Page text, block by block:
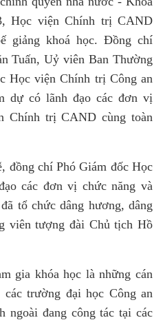
Học viện Chính trị CAND
giảng khoá học. Đồng chí
Tuấn, Uỷ viên Ban Thường
Học viện Chính trị Công an
dự có lãnh đạo các đơn vị
Chính trị CAND cùng toàn
đồng chí Phó Giám đốc Học
các đơn vị chức năng và
tổ chức dâng hương, dâng
viên tượng đài Chủ tịch Hồ
gia khóa học là những cán
trường đại học Công an
ngoài đang công tác tại các